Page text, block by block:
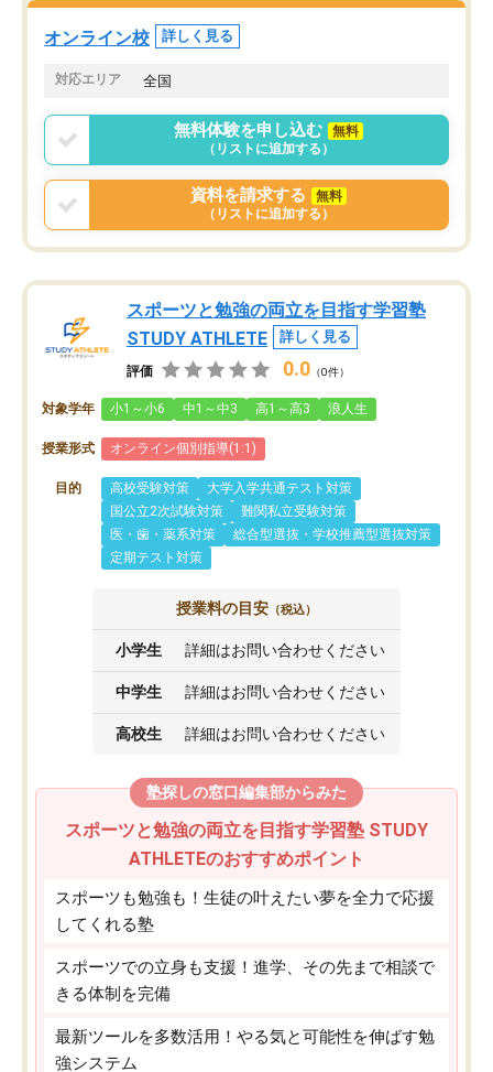
オンライン校 詳しく見る
対応エリア 全国
無料体験を申し込む
無料
（リストに追加する）
資料を請求する
無料
（リストに追加する）
スポーツと勉強の両立を目指す学習塾
STUDY ATHLETE
詳しく見る
評価 0.0 （0件）
対象学年 小1～小6 中1～中3 高1～高3 浪人生
授業形式 オンライン個別指導(1:1)
目的 高校受験対策
大学入学共通テスト対策
国公立2次試験対策
難関私立受験対策
医・歯・薬系対策
総合型選抜・学校推薦型選抜対策
定期テスト対策
授業料の目安 （税込）
小学生 詳細はお問い合わせください
中学生 詳細はお問い合わせください
高校生 詳細はお問い合わせください
塾探しの窓口編集部からみた
スポーツと勉強の両立を目指す学習塾 STUDY
ATHLETEのおすすめポイント
スポーツも勉強も！生徒の叶えたい夢を全力で応援
してくれる塾
スポーツでの立身も支援！進学、その先まで相談で
きる体制を完備
最新ツールを多数活用！やる気と可能性を伸ばす勉
強システム